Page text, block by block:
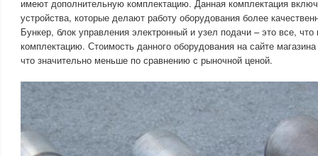
имеют дополнительную комплектацию. Данная комплектация
устройства, которые делают работу оборудования более
Бункер, блок управления электронный и узел подачи – это все,
комплектацию. Стоимость данного оборудования на сайте
что значительно меньше по сравнению с рыночной ценой.